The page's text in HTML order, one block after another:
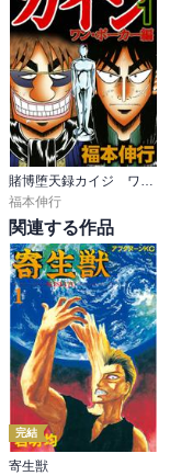
福本伸行
関連する作品
完結
寄生獣